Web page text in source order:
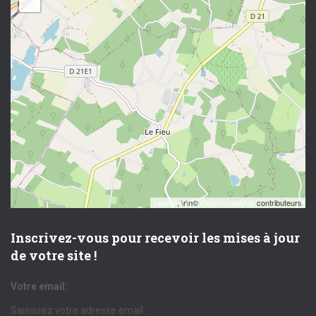
Leaflet, \r\n©OpenStreetMap contributeurs
Inscrivez-vous pour recevoir les mises à jour
de votre site !
Votre email: